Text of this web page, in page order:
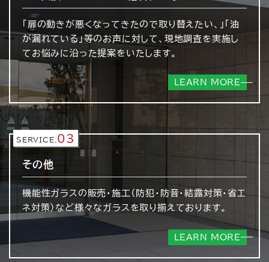
「扉の動きが悪くなってきたので取り替えたい、」「油
が漏れている」等のお声に対して、現地調査を実施し
てお悩みに沿った提案をいたします。
LEARN MORE
SERVICE. 03
その他
機能性ガラスの販売・施工（防犯・防音・結露対策・省エ
ネ対策）など様々なガラスを取り揃えております。
LEARN MORE